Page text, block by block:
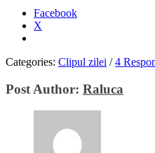
Facebook
X
Categories: Clipul zilei / 4
Post Author: Raluca